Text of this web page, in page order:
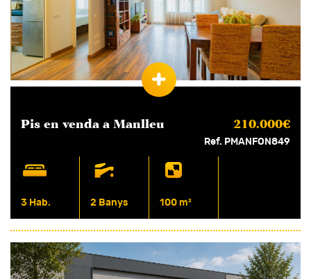
Pis en venda a Manlleu 210.000€
Ref. PMANFON849
3 Hab. 2 Banys 100 m²